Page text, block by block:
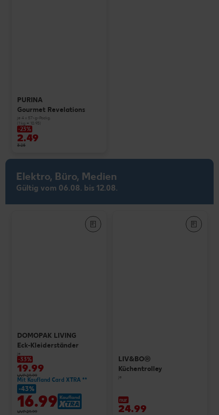
PURINA
Gourmet Revelations
je 4 x 57-g-Packg.
(1 kg = 10.93)
-23%
2.49
3.25
Elektro, Büro, Medien
Gültig vom 06.08. bis 12.08.
DOMOPAK LIVING
Eck-Kleiderständer
je
-33%
19.99
UVP 29.99
Mit Kaufland Card XTRA **
-43%
16.99
UVP 29.99
LIV&BO®
Küchentrolley
je
nur
24.99